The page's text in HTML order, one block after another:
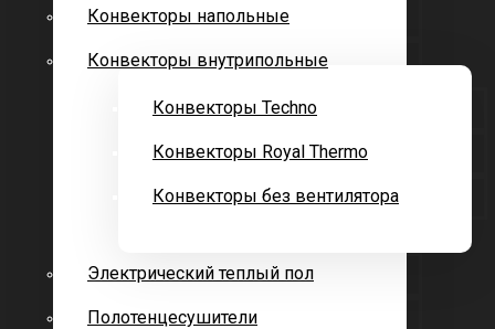
Конвекторы напольные
Конвекторы внутрипольные
Конвекторы Techno
Конвекторы Royal Thermo
Конвекторы без вентилятора
Электрический теплый пол
Полотенцесушители